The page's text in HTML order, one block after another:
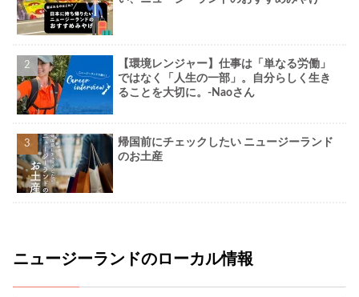
【環境レンジャー】仕事は「単なる労働」
ではなく「人生の一部」。自分らしく生き
ることを大切に。-Naoさん
帰国前にチェックしたい ニュージーランド
のお土産
ニュージーランドのローカル情報